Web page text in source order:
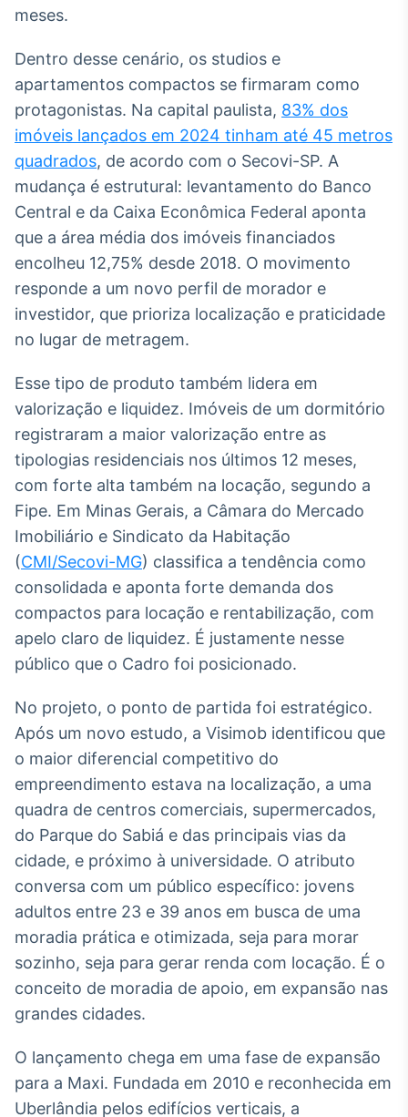
Widgets
Componentes
para conteúdos e
funcionalidades
Broadcast
Conteúdos e
dados para
displays e telas
Broadcast
conteúdos
noticiosos
Soluções de
Tecnologia
Broadcast
Radar
Monitoramento
inteligente de
notícias e
Broadcast
Fundos
A melhor
plataforma para
analisar fundos
no Brasil
IA
Em breve
BroadFast
Em breve
Em breve
meses.
Dentro desse cenário, os studios e
apartamentos compactos se firmaram como
protagonistas. Na capital paulista, 83% dos
imóveis lançados em 2024 tinham até 45 metros
quadrados, de acordo com o Secovi-SP. A
mudança é estrutural: levantamento do Banco
Central e da Caixa Econômica Federal aponta
que a área média dos imóveis financiados
encolheu 12,75% desde 2018. O movimento
responde a um novo perfil de morador e
investidor, que prioriza localização e praticidade
no lugar de metragem.
Esse tipo de produto também lidera em
valorização e liquidez. Imóveis de um dormitório
registraram a maior valorização entre as
tipologias residenciais nos últimos 12 meses,
com forte alta também na locação, segundo a
Fipe. Em Minas Gerais, a Câmara do Mercado
Imobiliário e Sindicato da Habitação
(CMI/Secovi-MG) classifica a tendência como
consolidada e aponta forte demanda dos
compactos para locação e rentabilização, com
apelo claro de liquidez. É justamente nesse
público que o Cadro foi posicionado.
No projeto, o ponto de partida foi estratégico.
Após um novo estudo, a Visimob identificou que
o maior diferencial competitivo do
empreendimento estava na localização, a uma
quadra de centros comerciais, supermercados,
do Parque do Sabiá e das principais vias da
cidade, e próximo à universidade. O atributo
conversa com um público específico: jovens
adultos entre 23 e 39 anos em busca de uma
moradia prática e otimizada, seja para morar
sozinho, seja para gerar renda com locação. É o
conceito de moradia de apoio, em expansão nas
grandes cidades.
O lançamento chega em uma fase de expansão
para a Maxi. Fundada em 2010 e reconhecida em
Uberlândia pelos edifícios verticais, a